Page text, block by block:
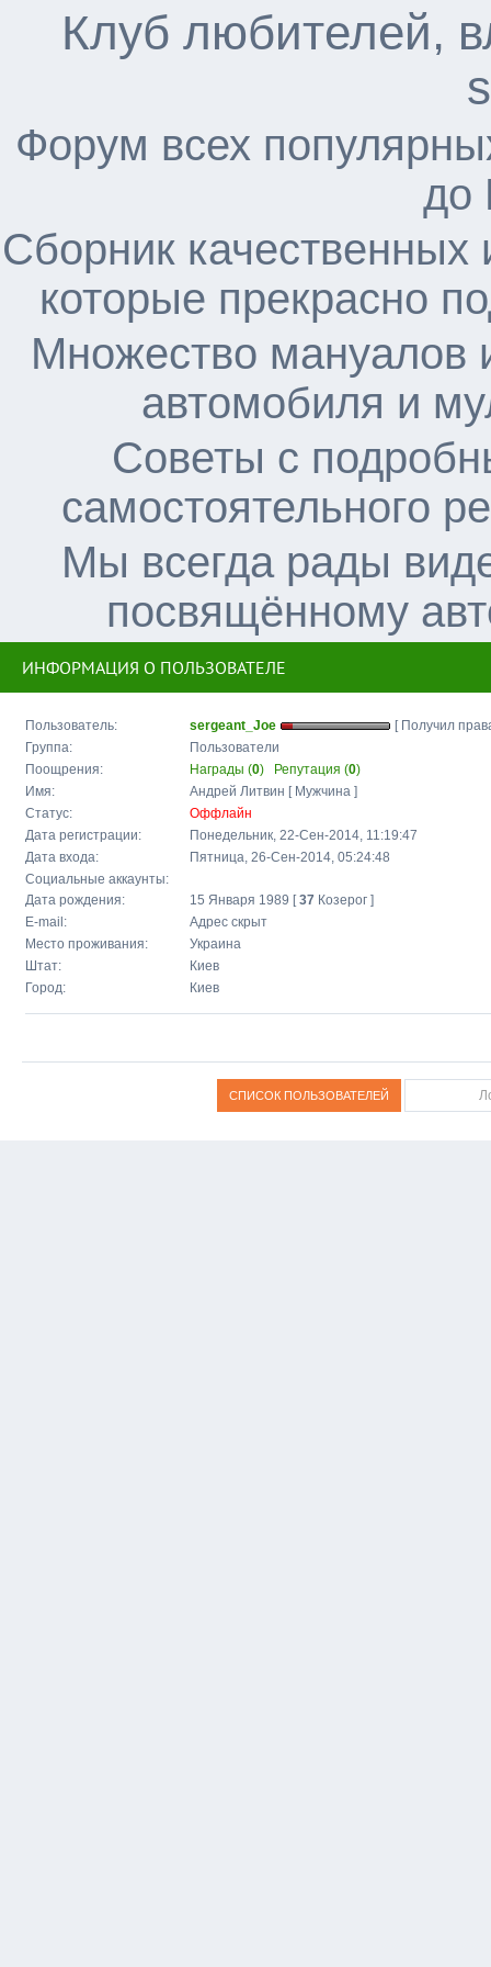
Клуб любителей,
Форум всех
до
Сборник
которые прекрасно
Множество мануалов
автомобиля и
Советы с
самостоятельного
Мы всегда рады
посвящённому
ИНФОРМАЦИЯ О ПОЛЬЗОВАТЕЛЕ
Пользователь: sergeant_Joe
[ Получил
Группа:
Пользователи
Поощрения:
Награды (0) Репутация (0)
Имя:
Андрей Литвин [ Мужчина ]
Статус:
Оффлайн
Дата регистрации:
Понедельник, 22-Сен-2014, 11:19:47
Дата входа:
Пятница, 26-Сен-2014, 05:24:48
Социальные аккаунты:
Дата рождения:
15 Января 1989 [37 Козерог ]
E-mail:
Адрес скрыт
Место проживания:
Украина
Штат:
Киев
Город:
Киев